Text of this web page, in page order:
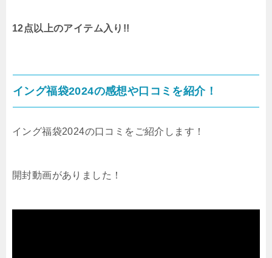
12点以上のアイテム入り!!
イング福袋2024の感想や口コミを紹介！
イング福袋2024の口コミをご紹介します！
開封動画がありました！